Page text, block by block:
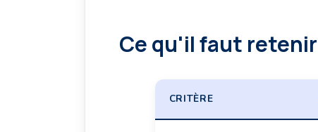
Ce qu'il faut
CRITÈRE